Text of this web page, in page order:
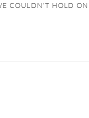
COULDN’T HOLD